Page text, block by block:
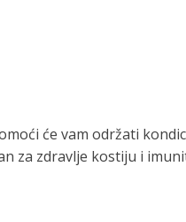
će vam održati
za zdravlje kostiju i